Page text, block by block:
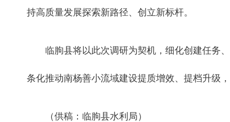
持高质量发展探索新路径、创立新标杆。
临朐县将以此次调研为契机，细化创建任务
条化推动南杨善小流域建设提质增效、提档升级
（供稿：临朐县水利局）